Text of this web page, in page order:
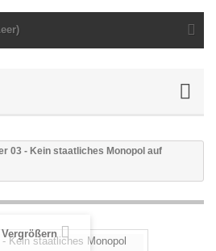
03 - Kein staatliches Monopol auf
Vergrößern